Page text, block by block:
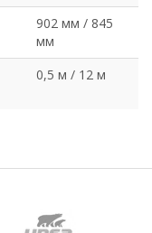
902 мм / 845
мм
0,5 м / 12 м